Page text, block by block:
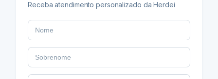
Receba atendimento personalizado da Herdei